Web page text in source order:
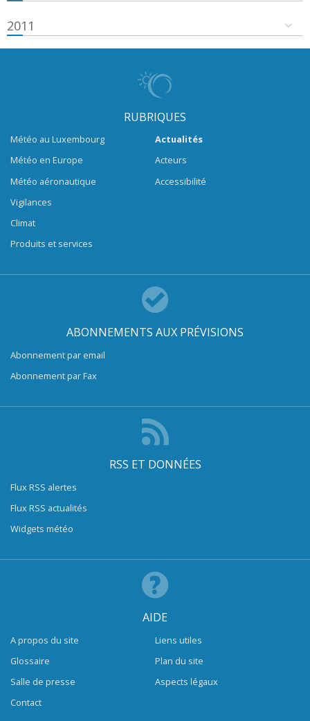
2011
RUBRIQUES
Météo au Luxembourg
Météo en Europe
Météo aéronautique
Vigilances
Climat
Produits et services
Actualités
Acteurs
Accessibilité
ABONNEMENTS AUX PRÉVISIONS
Abonnement par email
Abonnement par Fax
RSS ET DONNÉES
Flux RSS alertes
Flux RSS actualités
Widgets météo
AIDE
A propos du site
Glossaire
Salle de presse
Contact
Liens utiles
Plan du site
Aspects légaux